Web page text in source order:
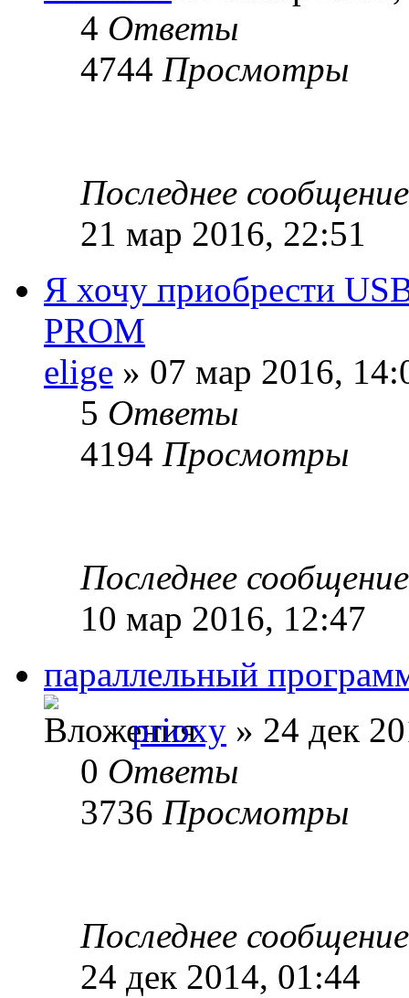
4 Ответы
4744 Просмотры
Последнее
21 мар 2016, 22:51
Я хочу приобрести
PROM
elige » 07 мар 2016,
5 Ответы
4194 Просмотры
Последнее
10 мар 2016, 12:47
параллельный
prioxy » 24 дек
0 Ответы
3736 Просмотры
Последнее
24 дек 2014, 01:44